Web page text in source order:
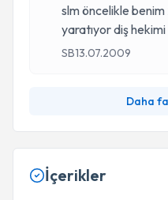
slm öncelikle
yaratıyor diş hekimi
SB13.07.2009
Daha
İçerikler